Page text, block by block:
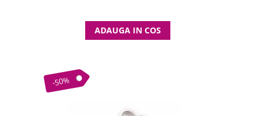
ADAUGA IN COS
-50%